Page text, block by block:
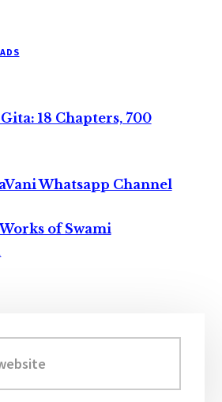
18 Chapters, 700
Whatsapp Channel
of Swami